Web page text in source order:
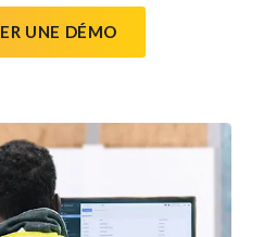
UNE DÉMO